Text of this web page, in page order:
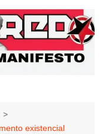
existencial